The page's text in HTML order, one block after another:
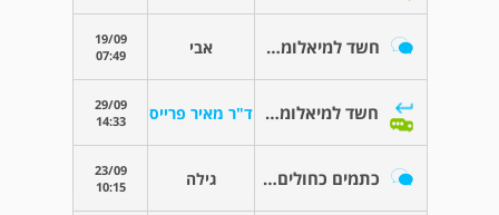
חשד למיאלומה או סוגי סרטן אחרים אבי
19/09
07:49
חשד למיאלומה או סוגי סרטן אחרים ד"ר מאיר פרייס
29/09
14:33
כתמים כחולים על הזרועות - קרטיה 100 גילה
23/09
10:15